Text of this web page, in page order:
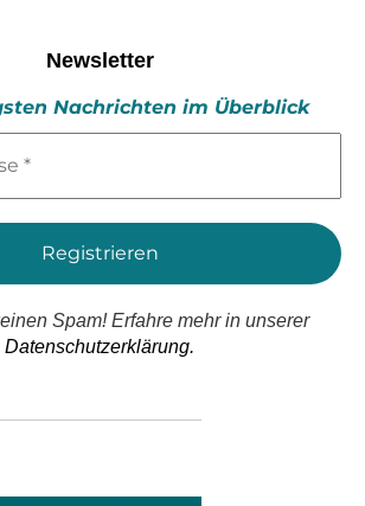
Newsletter
Nachrichten im Überblick
Spam! Erfahre mehr in unserer
Datenschutzerklärung.